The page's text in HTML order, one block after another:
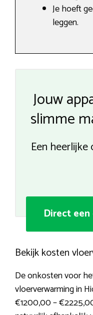
Je hoeft
leggen.
Jouw
slimme
Een
Direct
Bekijk kosten
De onkosten voor
vloerverwarming in
€1200,00 –